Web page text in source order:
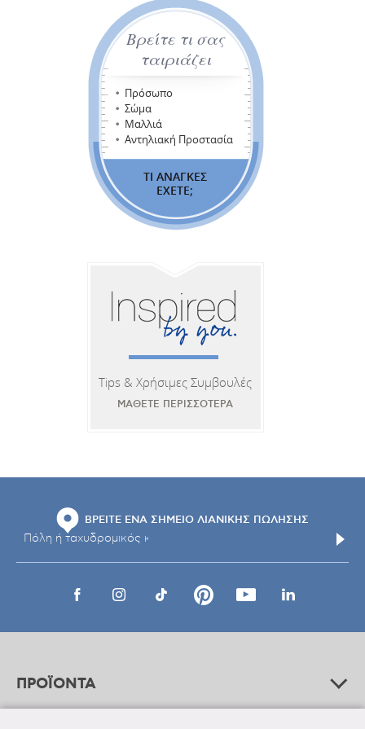
Βρείτε τι σας
ταιριάζει
Πρόσωπο
Σώμα
Μαλλιά
Αντηλιακή Προστασία
ΤΙ ΑΝΑΓΚΕΣ
ΕΧΕΤΕ;
Tips & Χρήσιμες Συμβουλές
ΜΑΘΕΤΕ ΠΕΡΙΣΣΟΤΕΡΑ
ΒΡΕΙΤΕ ΕΝΑ ΣΗΜΕΙΟ ΛΙΑΝΙΚΗΣ ΠΩΛΗΣΗΣ
ΠΡΟΪΟΝΤΑ